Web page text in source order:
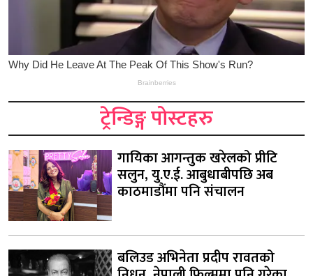
ट्रेन्डिङ्ग पोस्टहरु
गायिका आगन्तुक खरेलको प्रीटि
सलुन, यु.ए.ई. आबुधाबीपछि अब
काठमाडौंमा पनि संचालन
बलिउड अभिनेता प्रदीप रावतको